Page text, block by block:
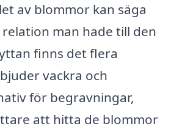
av blommor kan säga
man hade till den
finns det flera
vackra och
för begravningar,
att hitta de blommor